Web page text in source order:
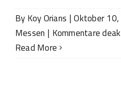
By Koy Orians | Oktober
Messen | Kommentare
Read More